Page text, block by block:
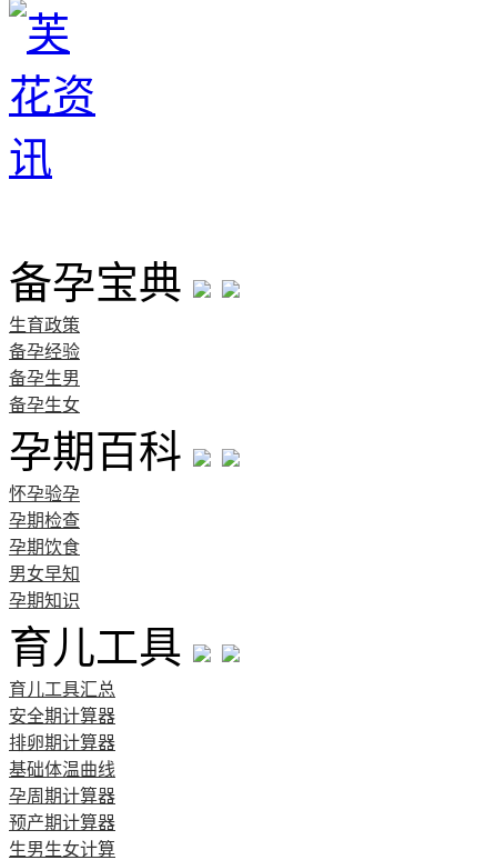
备孕宝典
生育政策
备孕经验
备孕生男
备孕生女
孕期百科
怀孕验孕
孕期检查
孕期饮食
男女早知
孕期知识
育儿工具
育儿工具汇总
安全期计算器
排卵期计算器
基础体温曲线
孕周期计算器
预产期计算器
生男生女计算